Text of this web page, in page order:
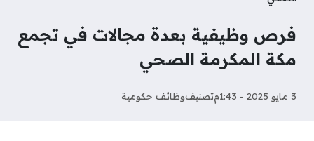
فرص وظيفية بعدة مجالات في تجمع
مكة المكرمة الصحي
3 مايو 2025 - 1:43م تصنيفوظائف حكومية